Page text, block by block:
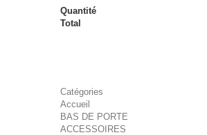
Quantité
Total
Catégories
Accueil
BAS DE PORTE
ACCESSOIRES